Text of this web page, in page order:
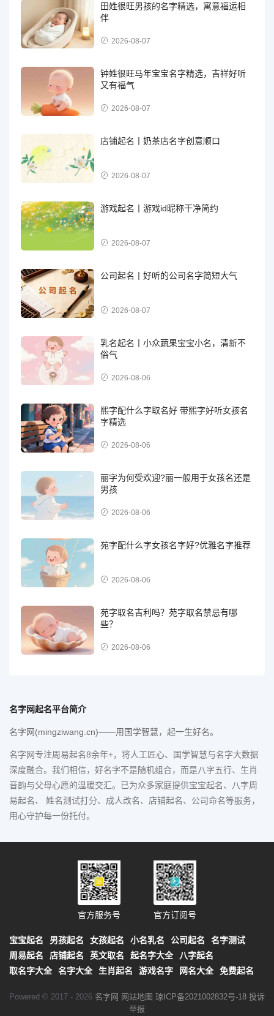
田姓很旺男孩的名字精选，寓意福运相
伴
2026-08-07
钟姓很旺马年宝宝名字精选，吉祥好听
又有福气
2026-08-07
店铺起名丨奶茶店名字创意顺口
2026-08-07
游戏起名丨游戏id昵称干净简约
2026-08-07
公司起名丨好听的公司名字简短大气
2026-08-07
乳名起名丨小众蔬果宝宝小名，清新不
俗气
2026-08-06
熙字配什么字取名好 带熙字好听女孩名
字精选
2026-08-06
丽字为何受欢迎?丽一般用于女孩名还是
男孩
2026-08-06
苑字配什么字女孩名字好?优雅名字推荐
2026-08-06
苑字取名吉利吗？苑字取名禁忌有哪
些？
2026-08-06
名字网起名平台简介
名字网(mingziwang.cn)——用国学智慧，起一生好名。
名字网专注周易起名8余年+，将人工匠心、国学智慧与名字大数据
深度融合。我们相信，好名字不是随机组合，而是八字五行、生肖
音韵与父母心愿的温暖交汇。已为众多家庭提供宝宝起名、八字周
易起名、 姓名测试打分、成人改名、店铺起名、公司命名等服务，
用心守护每一份托付。
官方服务号 官方订阅号
宝宝起名 男孩起名 女孩起名 小名乳名 公司起名
名字测试
周易起名
店铺起名 英文取名 起名字大全
八字起名
取名字大全
名字大全 生肖起名 游戏名字 网名大全 免费起名
Powered © 2017 - 2026 名字网 网站地图 琼ICP备2021002832号-18 投诉
举报